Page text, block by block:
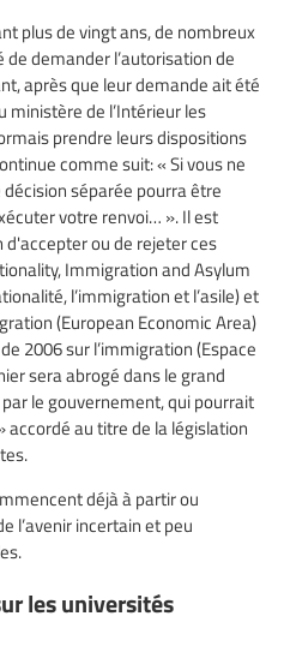
plus de vingt ans, de nombreux
de demander l’autorisation de
après que leur demande ait été
ministère de l’Intérieur les
prendre leurs dispositions
comme suit: « Si vous ne
séparée pourra être
votre renvoi… ». Il est
d'accepter ou de rejeter ces
Immigration and Asylum
l’immigration et l’asile) et
(European Economic Area)
2006 sur l’immigration (Espace
sera abrogé dans le grand
le gouvernement, qui pourrait
accordé au titre de la législation
déjà à partir ou
l’avenir incertain et peu
les universités